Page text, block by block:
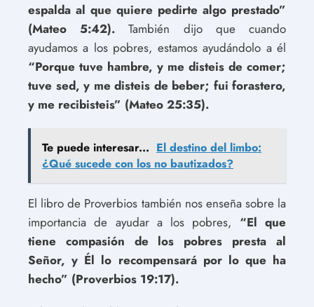
espalda al que quiere pedirte algo prestado”
(Mateo 5:42). También dijo que cuando
ayudamos a los pobres, estamos ayudándolo a él
“Porque tuve hambre, y me disteis de comer;
tuve sed, y me disteis de beber; fui forastero,
y me recibisteis” (Mateo 25:35).
Te puede interesar... El destino del limbo:
¿Qué sucede con los no bautizados?
El libro de Proverbios también nos enseña sobre la
importancia de ayudar a los pobres, “El que
tiene compasión de los pobres presta al
Señor, y Él lo recompensará por lo que ha
hecho” (Proverbios 19:17).